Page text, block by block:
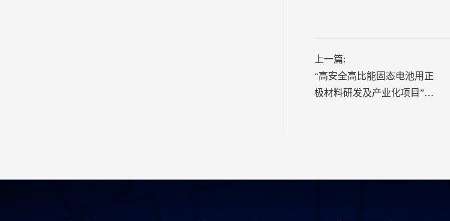
上一篇:
“高安全高比能固态电池用正
极材料研发及产业化项目”启